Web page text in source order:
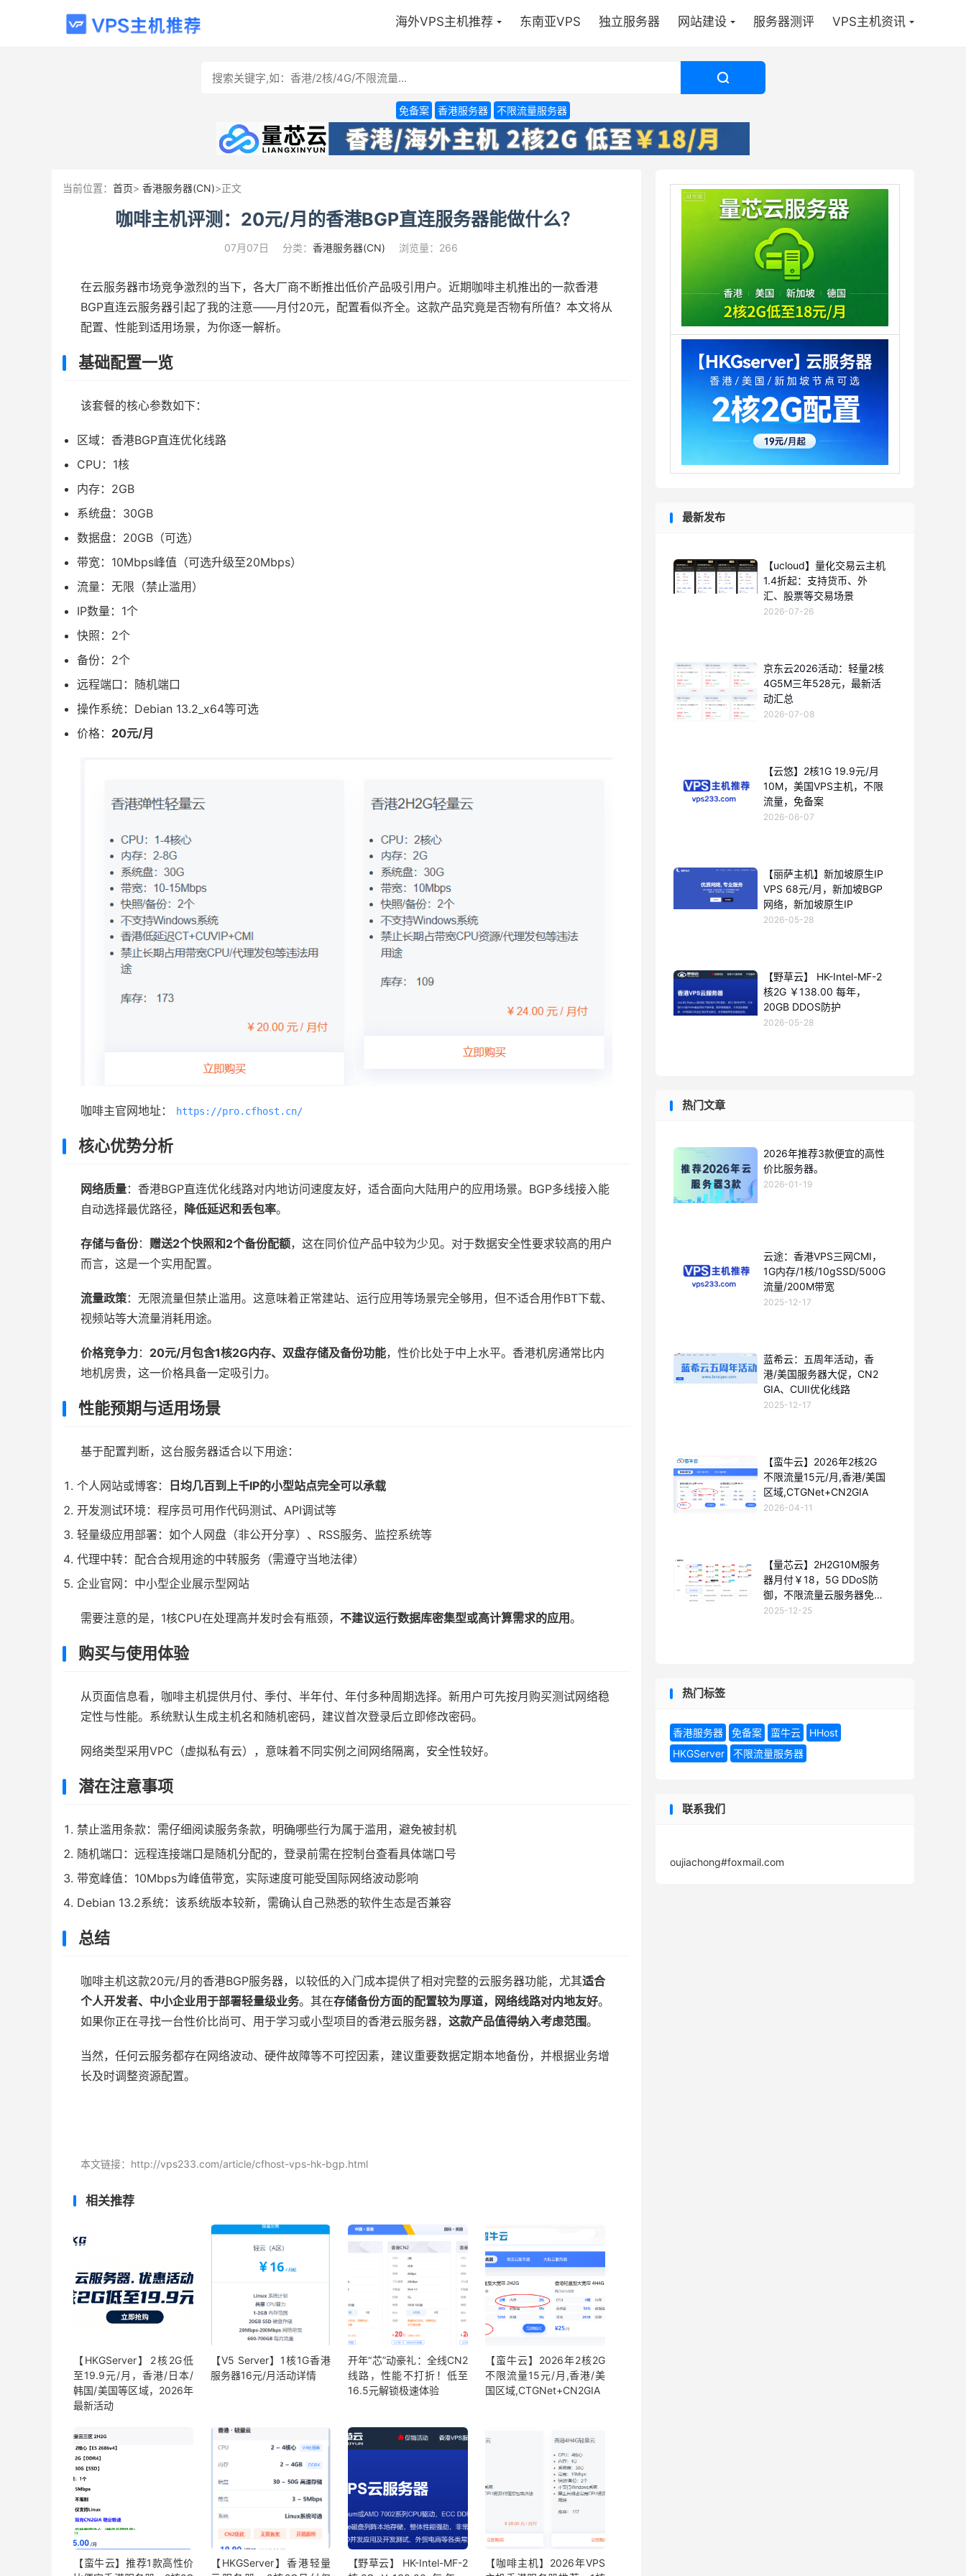
海外VPS主机推荐 东南亚VPS 独立服务器 网站建设 服务器测评 VPS主机资讯

免备案 香港服务器 不限流量服务器
当前位置： 首页> 香港服务器(CN)>正文
咖啡主机评测：20元/月的香港BGP直连服务器能做什么？
07月07日 分类： 香港服务器(CN) 浏览量：266
在云服务器市场竞争激烈的当下，各大厂商不断推出低价产品吸引用户。近期咖啡主机推出的一款香港
BGP直连云服务器引起了我的注意——月付20元，配置看似齐全。这款产品究竟是否物有所值？本文将从
配置、性能到适用场景，为你逐一解析。
基础配置一览
该套餐的核心参数如下：
区域：香港BGP直连优化线路
CPU：1核
内存：2GB
系统盘：30GB
数据盘：20GB（可选）
带宽：10Mbps峰值（可选升级至20Mbps）
流量：无限（禁止滥用）
IP数量：1个
快照：2个
备份：2个
远程端口：随机端口
操作系统：Debian 13.2_x64等可选
价格： 20元/月
咖啡主官网地址： https://pro.cfhost.cn/
核心优势分析
网络质量：香港BGP直连优化线路对内地访问速度友好，适合面向大陆用户的应用场景。BGP多线接入能
自动选择最优路径， 降低延迟和丢包率。
存储与备份： 赠送2个快照和2个备份配额，这在同价位产品中较为少见。对于数据安全性要求较高的用户
而言，这是一个实用配置。
流量政策：无限流量但禁止滥用。这意味着正常建站、运行应用等场景完全够用，但不适合用作BT下载、
视频站等大流量消耗用途。
价格竞争力： 20元/月包含1核2G内存、双盘存储及备份功能，性价比处于中上水平。香港机房通常比内
地机房贵，这一价格具备一定吸引力。
性能预期与适用场景
基于配置判断，这台服务器适合以下用途：
个人网站或博客：
日均几百到上千IP的小型站点完全可以承载
开发测试环境：程序员可用作代码测试、API调试等
轻量级应用部署：如个人网盘（非公开分享）、RSS服务、监控系统等
代理中转：配合合规用途的中转服务（需遵守当地法律）
企业官网：中小型企业展示型网站
需要注意的是，1核CPU在处理高并发时会有瓶颈， 不建议运行数据库密集型或高计算需求的应用。
购买与使用体验
从页面信息看，咖啡主机提供月付、季付、半年付、年付多种周期选择。新用户可先按月购买测试网络稳
定性与性能。系统默认生成主机名和随机密码，建议首次登录后立即修改密码。
网络类型采用VPC（虚拟私有云），意味着不同实例之间网络隔离，安全性较好。
潜在注意事项
禁止滥用条款：需仔细阅读服务条款，明确哪些行为属于滥用，避免被封机
随机端口：远程连接端口是随机分配的，登录前需在控制台查看具体端口号
带宽峰值：10Mbps为峰值带宽，实际速度可能受国际网络波动影响
Debian 13.2系统：该系统版本较新，需确认自己熟悉的软件生态是否兼容
总结
咖啡主机这款20元/月的香港BGP服务器，以较低的入门成本提供了相对完整的云服务器功能，尤其适合
个人开发者、中小企业用于部署轻量级业务。其在存储备份方面的配置较为厚道，网络线路对内地友好。
如果你正在寻找一台性价比尚可、用于学习或小型项目的香港云服务器， 这款产品值得纳入考虑范围。
当然，任何云服务都存在网络波动、硬件故障等不可控因素，建议重要数据定期本地备份，并根据业务增
长及时调整资源配置。
本文链接： http://vps233.com/article/cfhost-vps-hk-bgp.html
相关推荐
【HKGServer】2核2G低
至19.9元/月，香港/日本/
韩国/美国等区域，2026年
最新活动
【V5 Server】1核1G香港
服务器16元/月活动详情
开年“芯”动豪礼：全线CN2
线路，性能不打折！低至
16.5元解锁极速体验
【蛮牛云】2026年2核2G
不限流量15元/月,香港/美
国区域,CTGNet+CN2GIA
【蛮牛云】推荐1款高性价
【HKGServer】香港轻量
【野草云】 HK-Intel-MF-2
【咖啡主机】2026年VPS
最新发布
【ucloud】量化交易云主机
1.4折起：支持货币、外
汇、股票等交易场景
2026-07-26
京东云2026活动：轻量2核
4G5M三年528元，最新活
动汇总
2026-07-08
【云悠】2核1G 19.9元/月
10M，美国VPS主机，不限
流量，免备案
2026-06-07
【丽萨主机】新加坡原生IP
VPS 68元/月，新加坡BGP
网络，新加坡原生IP
2026-05-28
【野草云】 HK-Intel-MF-2
核2G ￥138.00 每年，
20GB DDOS防护
2026-05-28
热门文章
2026年推荐3款便宜的高性
价比服务器。
2026-01-19
云途：香港VPS三网CMI，
1G内存/1核/10gSSD/500G
流量/200M带宽
2025-12-17
蓝希云：五周年活动，香
港/美国服务器大促，CN2
GIA、CUII优化线路
2025-12-17
【蛮牛云】2026年2核2G
不限流量15元/月,香港/美国
区域,CTGNet+CN2GIA
2026-04-11
【量芯云】2H2G10M服务
器月付￥18，5G DDoS防
御，不限流量云服务器免备
案
2025-12-25
热门标签
香港服务器 免备案 蛮牛云
HHost
HKGServer
不限流量服务器
联系我们
oujiachong#foxmail.com